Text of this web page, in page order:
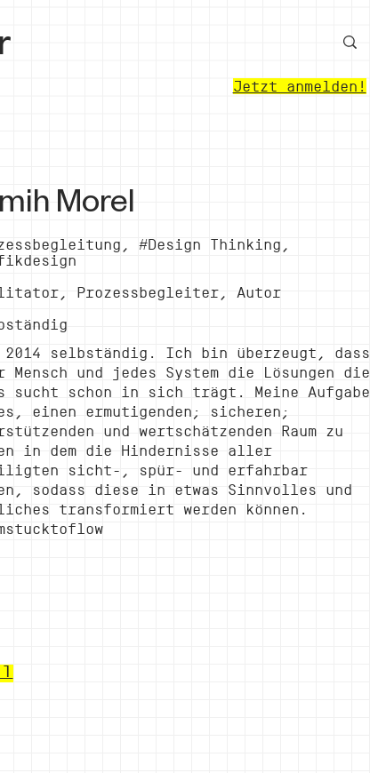
Jetzt anmelden!
Morel
#Design Thinking,
Prozessbegleiter, Autor
selbständig. Ich bin überzeugt, dass
Mensch und jedes System die Lösungen die
sucht schon in sich trägt. Meine Aufgabe
einen ermutigenden; sicheren;
und wertschätzenden Raum zu
in dem die Hindernisse aller
sicht-, spür- und erfahrbar
sodass diese in etwas Sinnvolles und
transformiert werden können.